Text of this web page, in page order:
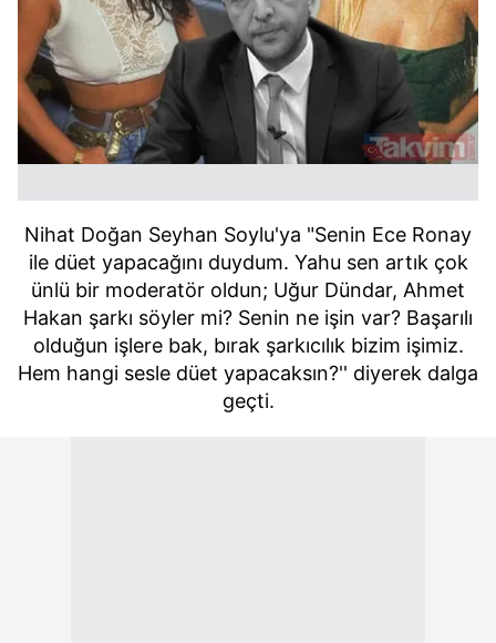
Nihat Doğan Seyhan Soylu'ya "Senin Ece Ronay
ile düet yapacağını duydum. Yahu sen artık çok
ünlü bir moderatör oldun; Uğur Dündar, Ahmet
Hakan şarkı söyler mi? Senin ne işin var? Başarılı
olduğun işlere bak, bırak şarkıcılık bizim işimiz.
Hem hangi sesle düet yapacaksın?'' diyerek dalga
geçti.